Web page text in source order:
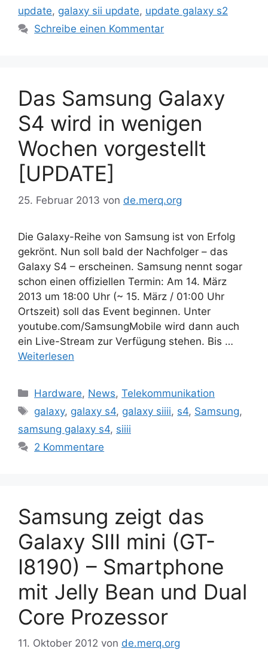
update, galaxy sii update, update galaxy s2
Schreibe einen Kommentar
Das Samsung Galaxy
S4 wird in wenigen
Wochen vorgestellt
[UPDATE]
25. Februar 2013 von de.merq.org
Die Galaxy-Reihe von Samsung ist von Erfolg
gekrönt. Nun soll bald der Nachfolger – das
Galaxy S4 – erscheinen. Samsung nennt sogar
schon einen offiziellen Termin: Am 14. März
2013 um 18:00 Uhr (~ 15. März / 01:00 Uhr
Ortszeit) soll das Event beginnen. Unter
youtube.com/SamsungMobile wird dann auch
ein Live-Stream zur Verfügung stehen. Bis …
Weiterlesen
Kategorien
Hardware, News,Telekommunikation
Schlagwörter
galaxy, galaxy s4, galaxy siiii, s4, Samsung,
samsung galaxy s4, siiii
2 Kommentare
Samsung zeigt das
Galaxy SIII mini (GT-
I8190) – Smartphone
mit Jelly Bean und Dual
Core Prozessor
11. Oktober 2012 von de.merq.org